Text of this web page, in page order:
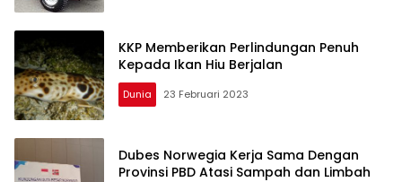
KKP Memberikan Perlindungan Penuh
Kepada Ikan Hiu Berjalan
Dunia 23 Februari 2023
Dubes Norwegia Kerja Sama Dengan
Provinsi PBD Atasi Sampah dan Limbah